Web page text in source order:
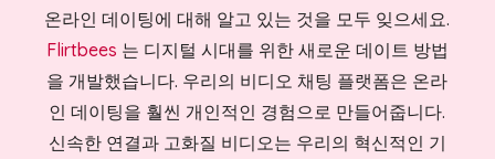
온라인 데이팅에 대해 알고 있는 것을 모두 잊으세요.
Flirtbees 는 디지털 시대를 위한 새로운 데이트 방법
을 개발했습니다. 우리의 비디오 채팅 플랫폼은 온라
인 데이팅을 훨씬 개인적인 경험으로 만들어줍니다.
신속한 연결과 고화질 비디오는 우리의 혁신적인 기